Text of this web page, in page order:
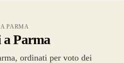
PARMA
Parma
ordinati per voto dei